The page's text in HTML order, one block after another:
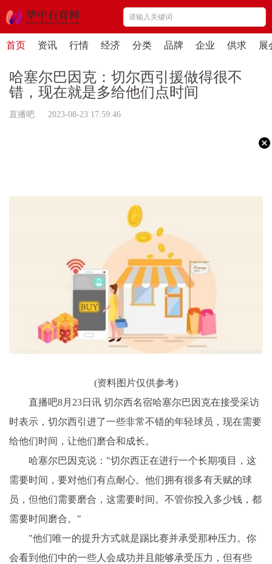
首页 资讯 行情 经济 分类 品牌 企业 供求 展
哈塞尔巴因克：切尔西引援做得很不
错，现在就是多给他们点时间
直播吧 2023-08-23 17:59:46
(资料图片仅供参考)
直播吧8月23日讯 切尔西名宿哈塞尔巴因克在接受采访
时表示，切尔西引进了一些非常不错的年轻球员，现在需要
给他们时间，让他们磨合和成长。
哈塞尔巴因克说："切尔西正在进行一个长期项目，这
需要时间，要对他们有点耐心。他们拥有很多有天赋的球
员，但他们需要磨合，这需要时间。不管你投入多少钱，都
需要时间磨合。"
"他们唯一的提升方式就是踢比赛并承受那种压力。你
会看到他们中的一些人会成功并且能够承受压力，但有些